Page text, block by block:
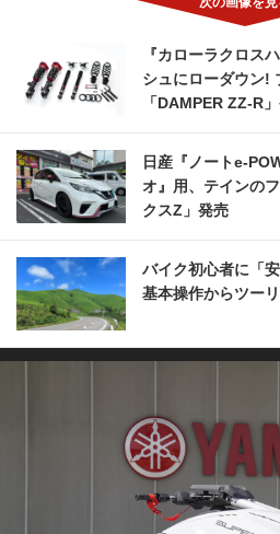
『カローラクロス
シュにローダウン!
「DAMPER ZZ-R
日産『ノートe-
オ』用、テインの
クスZ」発売
バイク初心者に「
基本操作からツー